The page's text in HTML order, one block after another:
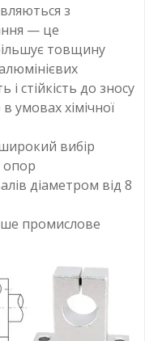
з
— це
товщину
стійкість до зносу
умовах хімічної
вибір
опор
діаметром від 8
промислове